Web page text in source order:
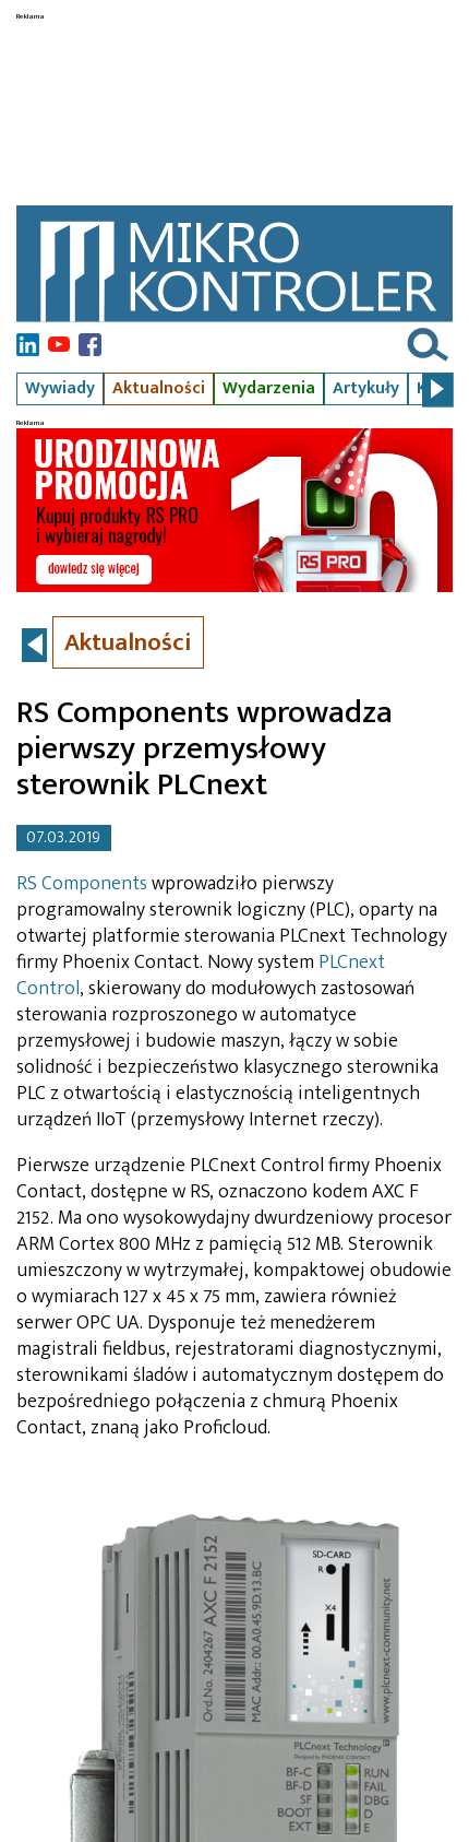
Wywiady Aktualności Wydarzenia Artykuły Kursy
Aktualności
RS Components wprowadza
pierwszy przemysłowy
sterownik PLCnext
07.03.2019
RS Componentswprowadziło pierwszy
programowalny sterownik logiczny (PLC), oparty na
otwartej platformie sterowania PLCnext Technology
firmy Phoenix Contact. Nowy system PLCnext
Control, skierowany do modułowych zastosowań
sterowania rozproszonego w automatyce
przemysłowej i budowie maszyn, łączy w sobie
solidność i bezpieczeństwo klasycznego sterownika
PLC z otwartością i elastycznością inteligentnych
urządzeń IIoT (przemysłowy Internet rzeczy).
Pierwsze urządzenie PLCnext Control firmy Phoenix
Contact, dostępne w RS, oznaczono kodem AXC F
2152. Ma ono wysokowydajny dwurdzeniowy procesor
ARM Cortex 800 MHz z pamięcią 512 MB. Sterownik
umieszczony w wytrzymałej, kompaktowej obudowie
o wymiarach 127 x 45 x 75 mm, zawiera również
serwer OPC UA. Dysponuje też menedżerem
magistrali fieldbus, rejestratorami diagnostycznymi,
sterownikami śladów i automatycznym dostępem do
bezpośredniego połączenia z chmurą Phoenix
Contact, znaną jako Proficloud.